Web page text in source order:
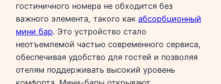
гостиничного номера не обходится без
важного элемента, такого как абсорбционный
мини бар. Это устройство стало
неотъемлемой частью современного сервиса,
обеспечивая удобство для гостей и позволяя
отелям поддерживать высокий уровень